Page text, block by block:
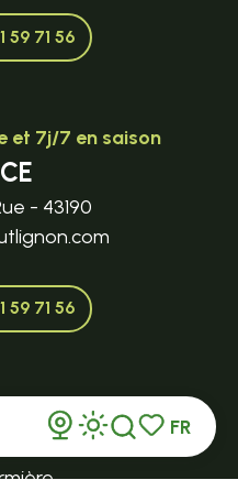
Voir les
Recherche
FR
59 71 56
et 7j/7 en saison
- 43190
59 71 56
saison
VOY